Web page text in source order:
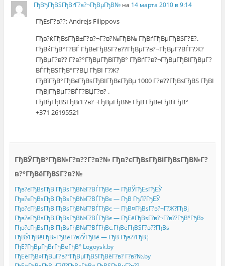
ГђВђГђВЅГђВґГ?в?¬ГђВµГђВ№ на 14 марта 2010 в 9:14
ГђЕѕГ?в??: Andrejs Filippovs
Гђв?ќГђВѕГђВ±Г?в?¬Г?в?№ГђВ№ ГђВґГђВµГђВЅГ?Е?.
ГђВќГђВ°Г?ВЃ ГђВёГђВЅГ?в??ГђВµГ?в?¬ГђВµГ?ВЃГ?Ж?
ГђВµГ?в?? Г?в?°ГђВµГђВїГђВ° ГђВґГ?в?¬ГђВµГђВІГђВµГ?
ВЃГђВЅГђВ°Г?ВЏ ГђВІ Г?Ж?
ГђВїГђВ°ГђВєГђВѕГђВІГђВєГђВµ 1000 Г?в??ГђВѕГђВЅ ГђВІ
ГђВјГђВµГ?ВЃГ?ВЏГ?в? .
ГђВђГђВЅГђВґГ?в?¬ГђВµГђВ№ ГђВ ГђВёГђВіГђВ°
+371 26195521
ГђВЎГђВ°ГђВ№Г?в??Г?в?№ Гђв?єГђВѕГђВіГђВѕГђВ№Г?
в?°ГђВёГђВЅГ?в?№
Гђв?єГђВѕГђВіГђВѕГђВ№Г?ВЃГђВє — ГђВЎГђЕѕГђЕЎ
Гђв?єГђВѕГђВіГђВѕГђВ№Г?ВЃГђВє — ГђВ ГђЛ?ГђЕЎ
Гђв?єГђВѕГђВіГђВѕГђВ№Г?ВЃГђВє — ГђВ¤ГђВѕГ?в?¬Г?Ж?ГђВј
Гђв?єГђВѕГђВіГђВѕГђВ№Г?ВЃГђВє — ГђЕёГђВѕГ?в?¬Г?в??ГђВ°ГђВ»
Гђв?єГђВѕГђВіГђВѕГђВ№Г?ВЃГђВє.ГђВёГђВЅГ?в??ГђВѕ
ГђВЎГђВёГђВ»ГђВёГ?в?ЎГђВё — ГђВ Гђв??ГђВ¦
ГђЕ?ГђВµГђВґГђВёГђВ° Logoysk.by
ГђЕёГђВ»ГђВµГ?в?°ГђВµГђВЅГђВёГ?в? Г?в?№.by